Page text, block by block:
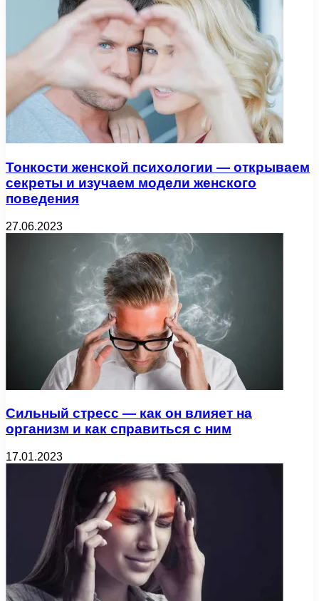
Тонкости женской психологии — открываем
секреты и изучаем модели женского
поведения
27.06.2023
Сильный стресс — как он влияет на
организм и как справиться с ним
17.01.2023